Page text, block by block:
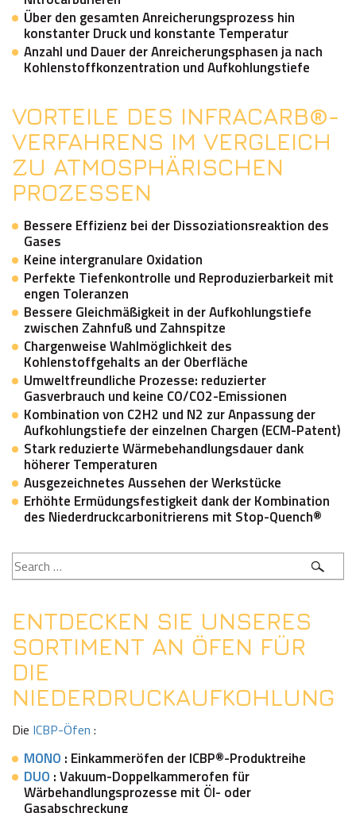
Über den gesamten Anreicherungsprozess hin
konstanter Druck und konstante Temperatur
Anzahl und Dauer der Anreicherungsphasen ja nach
Kohlenstoffkonzentration und Aufkohlungstiefe
VORTEILE DES INFRACARB®-
VERFAHRENS IM VERGLEICH
ZU ATMOSPHÄRISCHEN
PROZESSEN
Bessere Effizienz bei der Dissoziationsreaktion des
Gases
Keine intergranulare Oxidation
Perfekte Tiefenkontrolle und Reproduzierbarkeit mit
engen Toleranzen
Bessere Gleichmäßigkeit in der Aufkohlungstiefe
zwischen Zahnfuß und Zahnspitze
Chargenweise Wahlmöglichkeit des
Kohlenstoffgehalts an der Oberfläche
Umweltfreundliche Prozesse: reduzierter
Gasverbrauch und keine CO/CO2-Emissionen
Kombination von C2H2 und N2 zur Anpassung der
Aufkohlungstiefe der einzelnen Chargen (ECM-Patent)
Stark reduzierte Wärmebehandlungsdauer dank
höherer Temperaturen
Ausgezeichnetes Aussehen der Werkstücke
Erhöhte Ermüdungsfestigkeit dank der Kombination
des Niederdruckcarbonitrierens mit Stop-Quench®
ENTDECKEN SIE UNSERES
SORTIMENT AN ÖFEN FÜR
DIE
NIEDERDRUCKAUFKOHLUNG
Die ICBP-Öfen :
MONO : Einkammeröfen der ICBP®-Produktreihe
DUO : Vakuum-Doppelkammerofen für
Wärbehandlungsprozesse mit Öl- oder
Gasabschreckung